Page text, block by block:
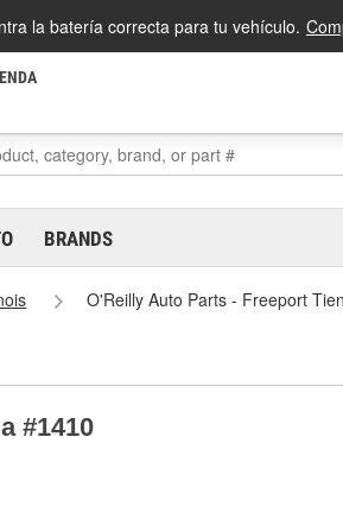
la batería correcta para tu vehículo.
BRANDS
O'Reilly Auto Parts - Freeport
#1410